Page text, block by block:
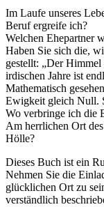
Im Laufe unseres
Beruf ergreife ich?
Welchen Ehepartner
Haben Sie sich die,
gestellt: „Der
irdischen Jahre ist
Mathematisch
Ewigkeit gleich Null.
Wo verbringe ich die
Am herrlichen Ort
Hölle?
Dieses Buch ist ein
Nehmen Sie die
glücklichen Ort zu
verständlich